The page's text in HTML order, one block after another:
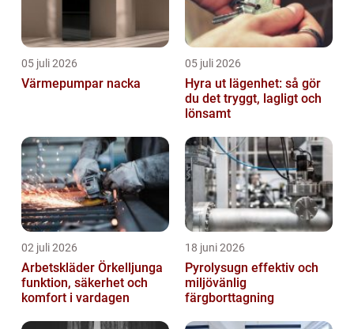
05 juli 2026
Värmepumpar nacka
05 juli 2026
Hyra ut lägenhet: så gör
du det tryggt, lagligt och
lönsamt
02 juli 2026
Arbetskläder Örkelljunga
funktion, säkerhet och
komfort i vardagen
18 juni 2026
Pyrolysugn effektiv och
miljövänlig
färgborttagning